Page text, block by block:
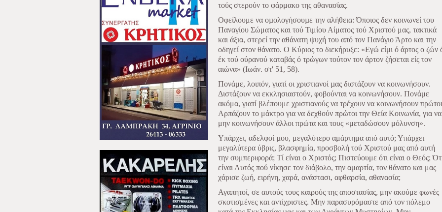
τούς στερούν το φάρμακο της αθανασίας.
Οφείλουμε να οµολογήσουµε την αλήθεια: Όποιος δεν κοινωνεί του
Παναγίου Σώματος και τού Τιμίου Αίματος τού Χριστού μας, τακτικά
και άξια, στερεί την αθάνατη ψυχή του από τον Πανάγιο Άρτο και την
οδηγεί στον θάνατο. Ο Κύριος το διεκήρυξε: «Εγώ είμι ό άρτος ο ζών
έκ τού ούρανού καταβάς ό τρώγων τούτον τον άρτον ζήσεται είς τον
αιώνα» (Ιωάν. στ' 51, 58).
Πονάμε, λοιπόν, γιατί οι χριστιανοί µας διστάζουν να κοινωνήσουν.
Διστάζουν να εκκλησιαστούν, φοβούνται να κοινωνήσουν. Πονάμε
ακόμα, γιατί βλέπουμε χριστιανούς να τρέχουν να κοινωνήσουν
Αρπάζουν το μάκτρο για να δεχθούν πρώτοι την Θεία Κοινωνία, για να
μην κοινωνήσουν άλλοι πρώτα και τους «μεταδώσουν μόλυνση».
Υπάρχει, αδελφοί µου, μεγαλύτερο αμάρτημα από αυτό; Υπάρχει
μεγαλύτερα ύβρις, βλασφημία, προσβολή τού Χριστού μας από αυτή
την συμπεριφορά; Τί είναι ο Χριστός; Πιστεύουμε ότι είναι ο Θεός;
είναι Αυτός πού νίκησε τον διάβολο, την αμαρτία, τον θάνατο και μας
χάρισε ζωή, ειρήνη, χαρά, ανάστασι, αφθαρσία, αθανασία;
Αγαπητοί, σε αυτούς τους καιρούς της αποστασίας, μην ακούμε φωνές
σκοτισμένες και αντίχριστες. Μην παρασυρόμαστε από τον πόλεμο